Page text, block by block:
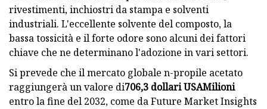
rivestimenti, inchiostri da stampa e solventi
industriali. L'eccellente solvente del composto, la
bassa tossicità e il forte odore sono alcuni dei fattori
chiave che ne determinano l'adozione in vari settori.
Si prevede che il mercato globale n-propile acetato
raggiungerà un valore di706,3 dollari USAMilioni
entro la fine del 2032, come da Future Market Insights